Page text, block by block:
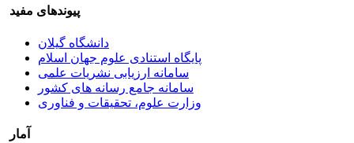
پیوندهای مفید
دانشگاه گیلان
پایگاه استنادی علوم جهان اسلام
سامانه ارزیابی نشریات علمی
سامانه جامع رسانه های کشور
وزارت علوم، تحقیقات و فناوری
آمار